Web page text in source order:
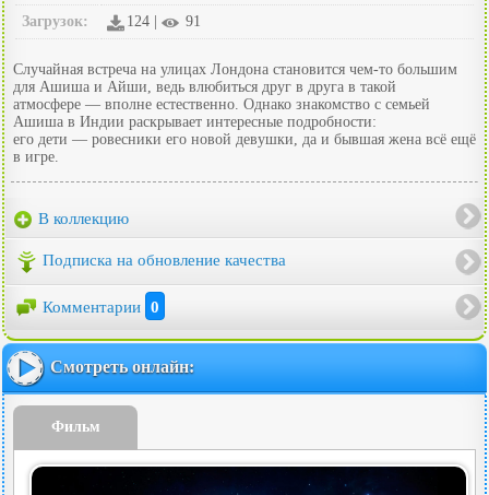
Загрузок:
124 | 91
Случайная встреча на улицах Лондона становится чем-то большим
для Ашиша и Айши, ведь влюбиться друг в друга в такой
атмосфере — вполне естественно. Однако знакомство с семьей
Ашиша в Индии раскрывает интересные подробности:
его дети — ровесники его новой девушки, да и бывшая жена всё ещё
в игре.
В коллекцию
Подписка на обновление качества
Комментарии 0
Смотреть онлайн:
Фильм